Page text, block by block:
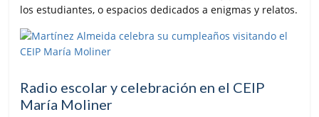
los estudiantes, o espacios dedicados a enigmas y relatos.
Radio escolar y celebración en el CEIP
María Moliner